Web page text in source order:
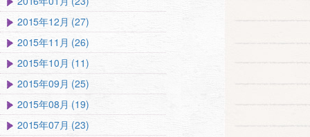
2015年12月 (27)
2015年11月 (26)
2015年10月 (11)
2015年09月 (25)
2015年08月 (19)
2015年07月 (23)